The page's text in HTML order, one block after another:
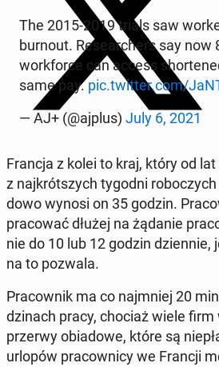
The 2015-2019 trials saw
burnout. Re­se­ar­chers say now
work­for­ce can access
same pay.pic.twitter.com/
— AJ+ (@ajplus) July 6, 2021
Francja z kolei to kraj, który od
z naj­krót­szych tygodni
do­wo wynosi on 35 godzin.
pra­co­wać dłużej na żądanie
nie do 10 lub 12 godzin dzien­nie,
na to pozwala.
Pra­cow­nik ma co naj­mniej 20
dzi­nach pracy, chociaż wiele firm
przerwy obia­do­we, które są
urlopów pra­cow­ni­cy we Francji